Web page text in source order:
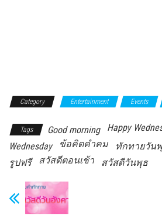
Category Entertainment Events
Tags Good morning Happy
Wednesday
ข้อคิดคำคม ทักทายวัน
รูปฟรี
สวัสดีตอนเช้า สวัสดีวันพุธ